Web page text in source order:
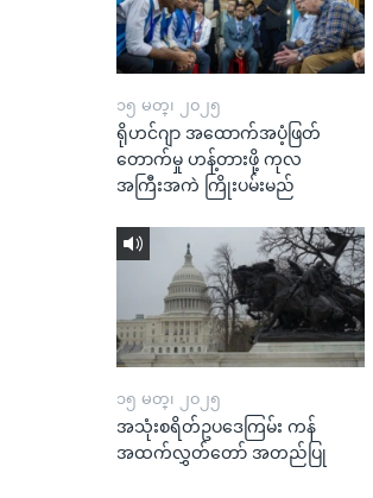
၁၅ မတ္၊ ၂၀၂၅
ရိုဟင်ဂျာ အထောက်အပံ့ဖြတ်
တောက်မှု ဟန့်တားဖို့ ကုလ
အကြီးအကဲ ကြိုးပမ်းမည်
၁၅ မတ္၊ ၂၀၂၅
အသုံးစရိတ်ဥပဒေကြမ်း ကန်
အထက်လွှတ်တော် အတည်ပြု